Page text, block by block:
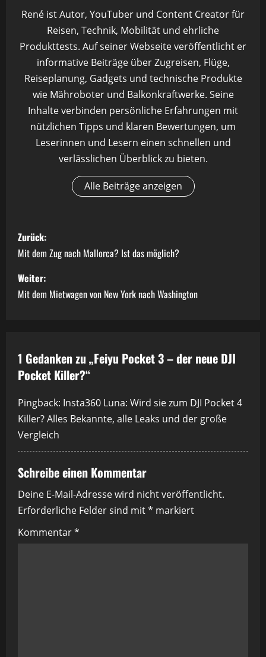
René ist Autor, YouTuber und Content Creator für
Reisen, Technik, Mobilität und ehrliche
Produkttests. Auf seiner Webseite veröffentlicht er
informative Beiträge über Zugreisen, Flüge,
Reiseplanung, Gadgets und technische Produkte
wie Mähroboter und Balkonkraftwerke. Seine
Inhalte verbinden persönliche Erfahrungen mit
nützlichen Tipps und klaren Bewertungen, um
Leserinnen und Lesern einen schnellen und
verlässlichen Überblick zu bieten.
Alle Beiträge anzeigen
B
e
i
t
a
g
s
n
a
v
i
g
Zurück:
Mit dem Zug nach Mallorca? Ist das möglich?
Weiter:
Mit dem Mietwagen von New York nach Washington
1 Gedanken zu „Feiyu Pocket 3 – der neue DJI
Pocket Killer?“
Pingback: Insta360 Luna: Wird sie zum DJI Pocket 4
Killer? Alles Bekannte, alle Leaks und der große
Vergleich
Schreibe einen Kommentar
Deine E-Mail-Adresse wird nicht veröffentlicht.
Erforderliche Felder sind mit* markiert
Kommentar*